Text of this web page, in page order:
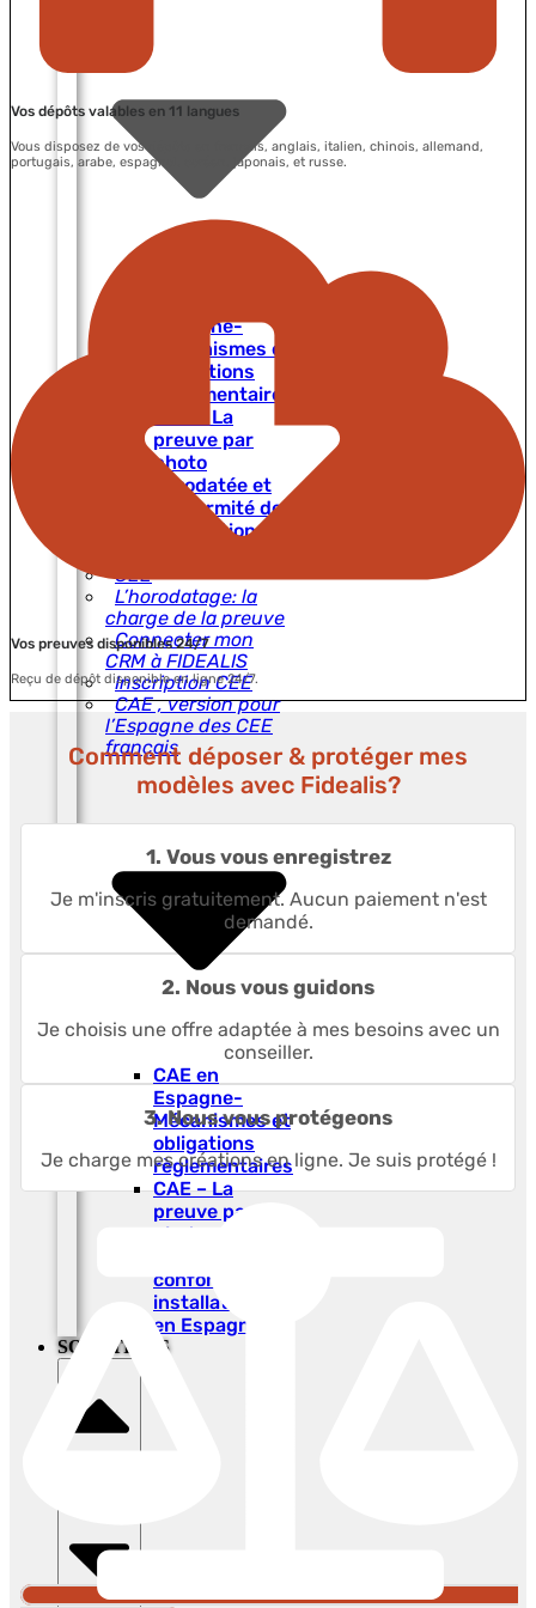
Espagne-
Mécanismes et
obligations
règlementaires
CAE – La
preuve par
photo
horodatée et
conformité des
installations
CEE
L’horodatage: la
charge de la preuve
Connecter mon
CRM à FIDEALIS
Inscription CEE
CAE , version pour
l’Espagne des CEE
français
CAE en
Espagne-
Mécanismes et
obligations
règlementaires
CAE – La
preuve par
photo
conformité des
installations
en Espagne
SOLUTIONS
Vos dépôts valables en 11 langues
Vous disposez de vos dépôts en français, anglais, italien, chinois, allemand,
portugais, arabe, espagnol, coréen, japonais, et russe.
Vos preuves disponibles 24/7
Reçu de dépôt disponible en ligne 24/7.
Comment déposer & protéger mes
modèles avec Fidealis?
1. Vous vous enregistrez
Je m'inscris gratuitement. Aucun paiement n'est
demandé.
2. Nous vous guidons
Je choisis une offre adaptée à mes besoins avec un
conseiller.
3. Nous vous protégeons
Je charge mes créations en ligne. Je suis protégé !